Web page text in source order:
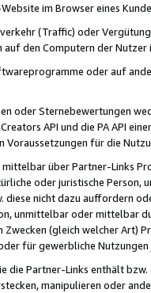
im Browser eines
(Traffic) oder
auf den Computern der
oder auf
oder Sternebewertungen
API und die PA API
für die
über Partner-Links
oder juristische
nicht dazu auffordern
unmittelbar oder mittelbar
(gleich welcher Art)
für gewerbliche
die Partner-Links enthält
manipulieren oder